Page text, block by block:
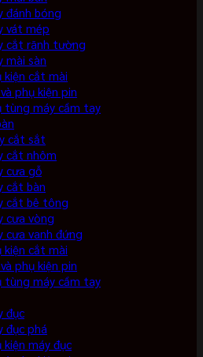
đánh bóng
vát mép
cắt rãnh tường
mài sàn
kiện cắt mài
phụ kiện pin
tùng máy cầm tay
cắt sắt
cắt nhôm
cưa gỗ
cắt bàn
cắt bê tông
cưa vòng
cưa vanh đứng
kiện cắt mài
phụ kiện pin
tùng máy cầm tay
đục
đục phá
kiện máy đục